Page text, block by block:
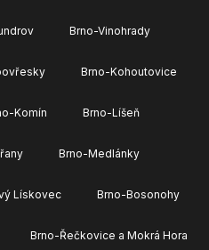
Brno-Vinohrady
Brno-Kohoutovice
Komín Brno-Líšeň
Brno-Medlánky
Lískovec Brno-Bosonohy
Brno-Řečkovice a Mokrá Hora